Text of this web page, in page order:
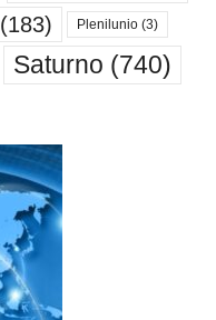
(183) Plenilunio (3)
Saturno (740)